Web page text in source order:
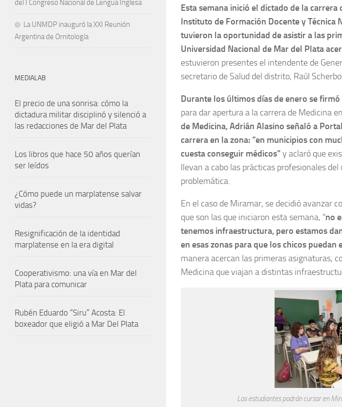
Esta semana inició el dictado de la
Instituto de Formación Docente y
tuvieron la oportunidad de asistir a las
Universidad Nacional de Mar del Plata
estuvieron presentes el intendente de
secretario de Salud del distrito, Raúl
Durante los últimos días de enero se
para dar apertura a la carrera de Medicina
de Medicina, Adrián Alasino señaló a
carrera en la zona: “en municipios con
cuesta conseguir médicos”y aclaró que
llevan a cabo las prácticas profesionales
problemática.
En el caso de Miramar, se decidió avanzar
que son las que iniciaron esta semana, “no
tenemos infraestructura, pero estamos
en esas zonas para que los chicos puedan
manera acercan las primeras asignaturas,
Medicina que viajan a distintas
Los estudiantes podrán cursar en
del I Congreso Nacional de Lengua Inglesa
La UNMDP inauguró la XXI Reunión
Argentina de Ornitología
MEDIALAB
El precio de una sonrisa: cómo la
dictadura militar disciplinó y silenció a
las redacciones de Mar del Plata
Los libros que hace 50 años querían
ser leídos
¿Cómo puede un marplatense salvar
vidas?
Resignificación de la identidad
marplatense en la era digital
Cooperativismo: una vía en Mar del
Plata para comunicar
Rubén Eduardo “Siru” Acosta: El
boxeador que eligió a Mar Del Plata